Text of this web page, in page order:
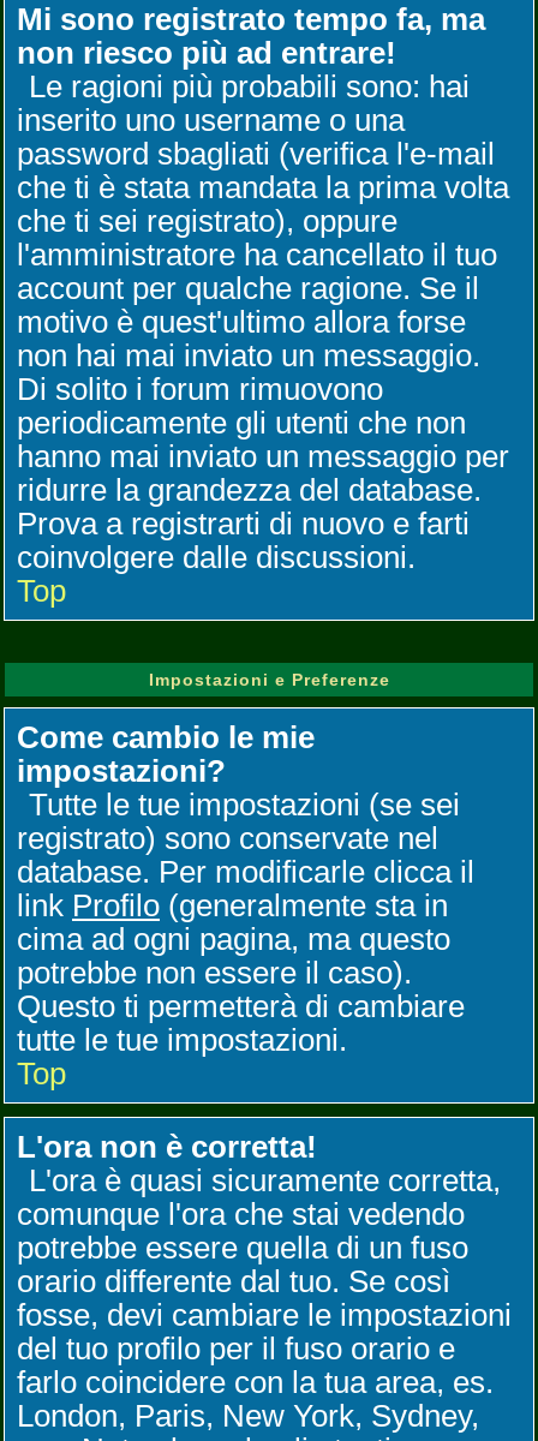
Mi sono registrato tempo fa, ma
non riesco più ad entrare!
Le ragioni più probabili sono: hai
inserito uno username o una
password sbagliati (verifica l'e-mail
che ti è stata mandata la prima volta
che ti sei registrato), oppure
l'amministratore ha cancellato il tuo
account per qualche ragione. Se il
motivo è quest'ultimo allora forse
non hai mai inviato un messaggio.
Di solito i forum rimuovono
periodicamente gli utenti che non
hanno mai inviato un messaggio per
ridurre la grandezza del database.
Prova a registrarti di nuovo e farti
coinvolgere dalle discussioni.
Top
Impostazioni e Preferenze
Come cambio le mie
impostazioni?
Tutte le tue impostazioni (se sei
registrato) sono conservate nel
database. Per modificarle clicca il
link Profilo (generalmente sta in
cima ad ogni pagina, ma questo
potrebbe non essere il caso).
Questo ti permetterà di cambiare
tutte le tue impostazioni.
Top
L'ora non è corretta!
L'ora è quasi sicuramente corretta,
comunque l'ora che stai vedendo
potrebbe essere quella di un fuso
orario differente dal tuo. Se così
fosse, devi cambiare le impostazioni
del tuo profilo per il fuso orario e
farlo coincidere con la tua area, es.
London, Paris, New York, Sydney,